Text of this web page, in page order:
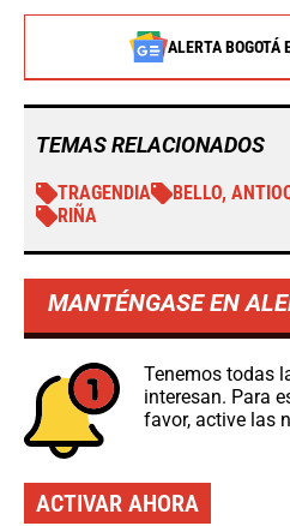
ALERTA BOGOTÁ
TEMAS RELACIONADOS
TRAGENDIA BELLO,
RIÑA
MANTÉNGASE EN
Tenemos todas
interesan. Para
favor, active las
ACTIVAR AHORA